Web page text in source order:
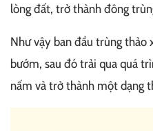
lòng đất, trở thành đông
Như vậy ban đầu trùng thảo
bướm, sau đó trải qua quá
nấm và trở thành một dạng